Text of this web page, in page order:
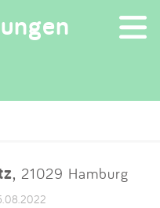
×
, 21029 Hamburg